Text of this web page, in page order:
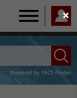
Main
navigation
Powered by FACT-Finder